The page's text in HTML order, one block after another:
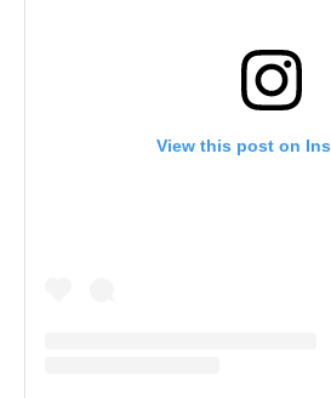
View this post on